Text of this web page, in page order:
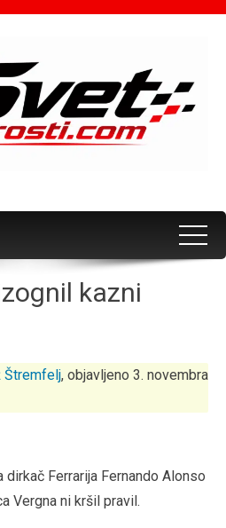
kazni
Štremfelj, objavljeno 3. novembra
Ferrarija Fernando Alonso
Vergna ni kršil pravil.